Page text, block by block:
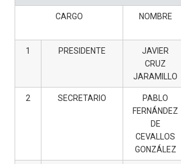
CARGO NOMBRE
1 PRESIDENTE
JAVIER
CRUZ
JARAMILLO
2 SECRETARIO
PABLO
FERNÁNDEZ
DE
CEVALLOS
GONZÁLEZ